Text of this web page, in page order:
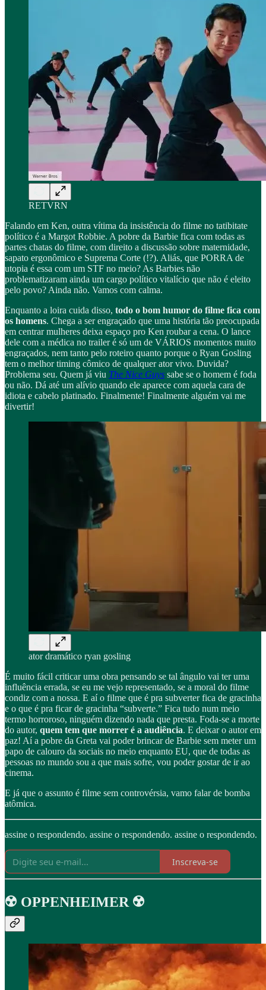
RETVRN
Falando em Ken, outra vítima da insistência do filme no tatibitate
político é a Margot Robbie. A pobre da Barbie fica com todas as
partes chatas do filme, com direito a discussão sobre maternidade,
sapato ergonômico e Suprema Corte (!?). Aliás, que PORRA de
utopia é essa com um STF no meio? As Barbies não
problematizaram ainda um cargo político vitalício que não é eleito
pelo povo? Ainda não. Vamos com calma.
Enquanto a loira cuida disso, todo o bom humor do filme fica com
os homens. Chega a ser engraçado que uma história tão preocupada
em centrar mulheres deixa espaço pro Ken roubar a cena. O lance
dele com a médica no trailer é só um de VÁRIOS momentos muito
engraçados, nem tanto pelo roteiro quanto porque o Ryan Gosling
tem o melhor timing cômico de qualquer ator vivo. Duvida?
Problema seu. Quem já viu The Nice Guys sabe se o homem é foda
ou não. Dá até um alívio quando ele aparece com aquela cara de
idiota e cabelo platinado. Finalmente! Finalmente alguém vai me
divertir!
ator dramático ryan gosling
É muito fácil criticar uma obra pensando se tal ângulo vai ter uma
influência errada, se eu me vejo representado, se a moral do filme
condiz com a nossa. E aí o filme que é pra subverter fica de gracinha
e o que é pra ficar de gracinha “subverte.” Fica tudo num meio
termo horroroso, ninguém dizendo nada que presta. Foda-se a morte
do autor, quem tem que morrer é a audiência. E deixar o autor em
paz! Aí a pobre da Greta vai poder brincar de Barbie sem meter um
papo de calouro da sociais no meio enquanto EU, que de todas as
pessoas no mundo sou a que mais sofre, vou poder gostar de ir ao
cinema.
E já que o assunto é filme sem controvérsia, vamo falar de bomba
atômica.
assine o respondendo. assine o respondendo. assine o respondendo.
Inscreva-se
☢️ OPPENHEIMER ☢️